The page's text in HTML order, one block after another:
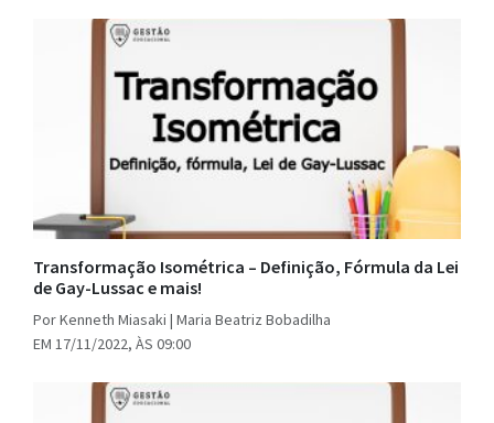
Transformação Isométrica – Definição, Fórmula da Lei
de Gay-Lussac e mais!
Por Kenneth Miasaki | Maria Beatriz Bobadilha
EM 17/11/2022, ÀS 09:00